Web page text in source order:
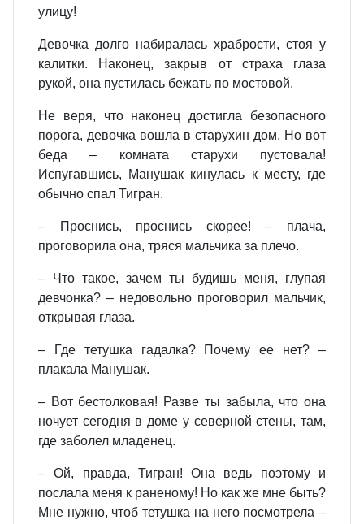
улицу!
Девочка долго набиралась храбрости, стоя у
калитки. Наконец, закрыв от страха глаза
рукой, она пустилась бежать по мостовой.
Не веря, что наконец достигла безопасного
порога, девочка вошла в старухин дом. Но вот
беда – комната старухи пустовала!
Испугавшись, Манушак кинулась к месту, где
обычно спал Тигран.
– Проснись, проснись скорее! – плача,
проговорила она, тряся мальчика за плечо.
– Что такое, зачем ты будишь меня, глупая
девчонка? – недовольно проговорил мальчик,
открывая глаза.
– Где тетушка гадалка? Почему ее нет? –
плакала Манушак.
– Вот бестолковая! Разве ты забыла, что она
ночует сегодня в доме у северной стены, там,
где заболел младенец.
– Ой, правда, Тигран! Она ведь поэтому и
послала меня к раненому! Но как же мне быть?
Мне нужно, чтоб тетушка на него посмотрела –